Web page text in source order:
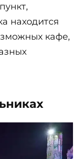
находится
кафе,